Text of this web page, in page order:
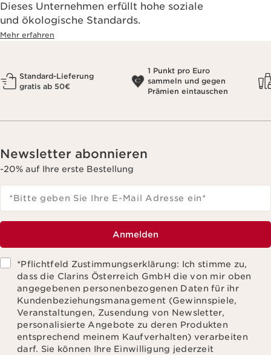
Dieses Unternehmen erfüllt hohe soziale
und ökologische Standards.
Mehr erfahren
Standard-Lieferung
gratis ab 50€
1 Punkt pro Euro
sammeln und gegen
Prämien eintauschen
Newsletter abonnieren
-20% auf Ihre erste Bestellung
*Bitte geben Sie Ihre E-Mail Adresse ein*
Anmelden
*Pflichtfeld Zustimmungserklärung: Ich stimme zu,
dass die Clarins Österreich GmbH die von mir oben
angegebenen personenbezogenen Daten für ihr
Kundenbeziehungsmanagement (Gewinnspiele,
Veranstaltungen, Zusendung von Newsletter,
personalisierte Angebote zu deren Produkten
entsprechend meinem Kaufverhalten) verarbeiten
darf. Sie können Ihre Einwilligung jederzeit